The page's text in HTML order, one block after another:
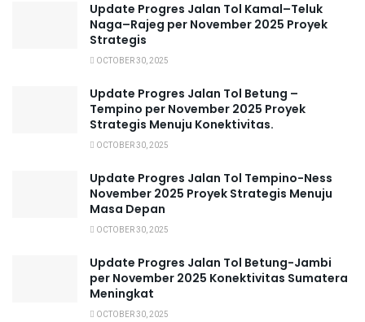
Update Progres Jalan Tol Kamal–Teluk
Naga–Rajeg per November 2025 Proyek
Strategis
OCTOBER 30, 2025
Update Progres Jalan Tol Betung –
Tempino per November 2025 Proyek
Strategis Menuju Konektivitas.
OCTOBER 30, 2025
Update Progres Jalan Tol Tempino-Ness
November 2025 Proyek Strategis Menuju
Masa Depan
OCTOBER 30, 2025
Update Progres Jalan Tol Betung-Jambi
per November 2025 Konektivitas Sumatera
Meningkat
OCTOBER 30, 2025